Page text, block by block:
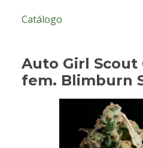
Catálogo
Auto Girl Scout
fem. Blimburn